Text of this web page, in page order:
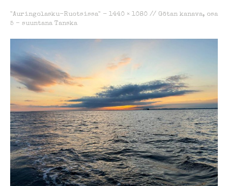
"Auringolasku-Ruotsissa" - 1440 × 1080 // Götan kanava, osa
5 – suuntana Tanska